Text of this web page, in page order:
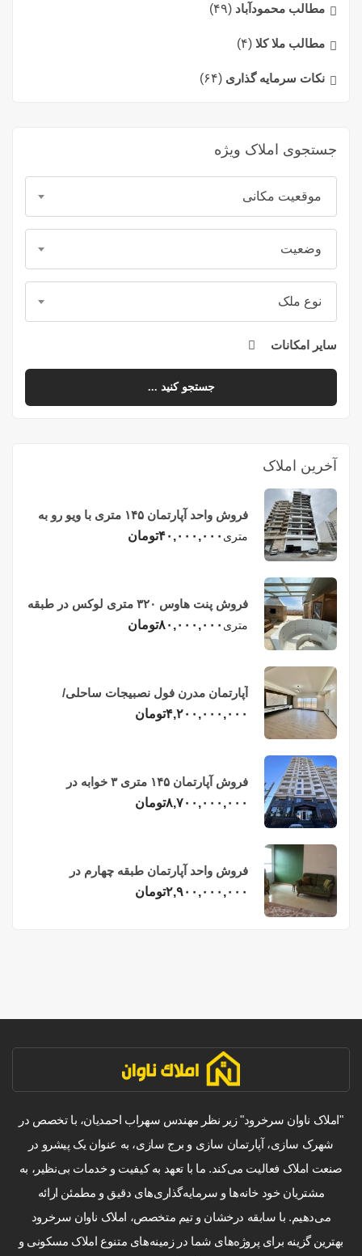
مطالب محمودآباد (۴۹)
مطالب ملا کلا (۴)
نکات سرمایه گذاری (۶۴)
جستجوی املاک ویژه
موقعیت مکانی
وضعیت
نوع ملک
سایر امکانات
جستجو کنید ...
آخرین املاک
فروش واحد آپارتمان ۱۴۵ متری با ویو رو به
دریا در فریدونکنار
متری ۴۰,۰۰۰,۰۰۰تومان
فروش پنت هاوس ۳۲۰ متری لوکس در طبقه
چهاردهم فریدونکنار
متری ۸۰,۰۰۰,۰۰۰تومان
آپارتمان مدرن فول نصبیجات ساحلی/
فریدونکنار
۴,۲۰۰,۰۰۰,۰۰۰تومان
فروش آپارتمان ۱۴۵ متری ۳ خوابه در
فریدونکنار
۸,۷۰۰,۰۰۰,۰۰۰تومان
فروش واحد آپارتمان طبقه چهارم در
فریدونکنار
۲,۹۰۰,۰۰۰,۰۰۰تومان
"املاک ناوان سرخرود" زیر نظر مهندس سهراب احمدیان، با تخصص در
شهرک سازی، آپارتمان سازی و برج سازی، به عنوان یک پیشرو در
صنعت املاک فعالیت می‌کند. ما با تعهد به کیفیت و خدمات بی‌نظیر، به
مشتریان خود خانه‌ها و سرمایه‌گذاری‌های دقیق و مطمئن ارائه
می‌دهیم. با سابقه درخشان و تیم متخصص، املاک ناوان سرخرود
بهترین گزینه برای پروژه‌های شما در زمینه‌های متنوع املاک مسکونی و